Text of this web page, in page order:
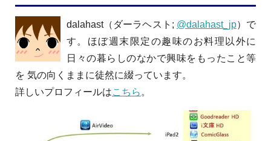
dalahast（ダーラヘスト; @dalahast_jp）で
す。ほぼ週末限定の趣味のお料理以外に
日々の暮らしのなかで興味をもったこと等
を 気の向くままに徒然に綴っています。
詳しいプロフィールはこちら 。